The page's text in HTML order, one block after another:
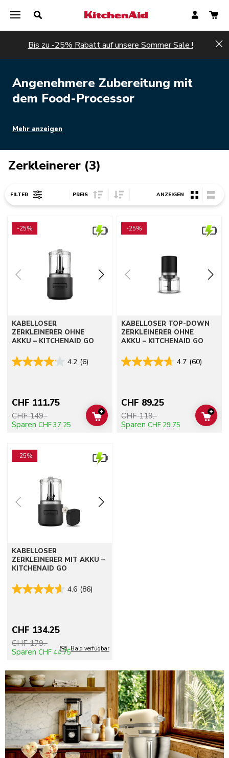
Bis zu -25% Rabatt auf unsere Sommer Sale !
Angenehmere Zubereitung mit
dem Food-Processor
Mehr anzeigen
Zerkleinerer (3)
FILTER PREIS Sort Price ascending
Sort Price descending
ANZEIGEN
-25%
KABELLOSER
ZERKLEINERER OHNE
AKKU – KITCHENAID GO
4.2 (6)
CHF 111.75
CHF 149.-
Sparen CHF 37.25
ADD TO CART
+
-25%
KABELLOSER TOP-DOWN
ZERKLEINERER OHNE
AKKU – KITCHENAID GO
4.7 (60)
CHF 89.25
CHF 119.-
Sparen CHF 29.75
ADD
+
-25%
KABELLOSER
ZERKLEINERER MIT AKKU –
KITCHENAID GO
4.6 (86)
CHF 134.25
CHF 179.-
Sparen CHF 44.75Bald verfügbar